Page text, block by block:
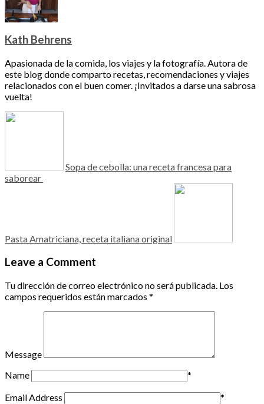
Kath Behrens
Apasionada de la comida, los viajes y la fotografía. Autora de
este blog donde comparto recetas, recomendaciones y viajes
relacionados con el buen comer. ¡Invitados a darse una sabrosa
vuelta!
Sopa de cebolla: una receta francesa para
saborear
Pasta Amatriciana, receta italiana original
Leave a Comment
Tu dirección de correo electrónico no será publicada. Los
campos requeridos están marcados *
Message
Name
*
Email Address
*